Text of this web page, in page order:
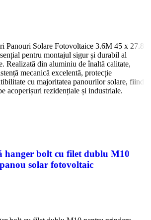
Panouri Solare Fotovoltaice 3.6M 45 x 27.8
pentru montajul sigur și durabil al
Realizată din aluminiu de înaltă calitate,
mecanică excelentă, protecție
cu majoritatea panourilor solare, fiind
acoperișuri rezidențiale și industriale.
hanger bolt cu filet dublu M10
solar fotovoltaic